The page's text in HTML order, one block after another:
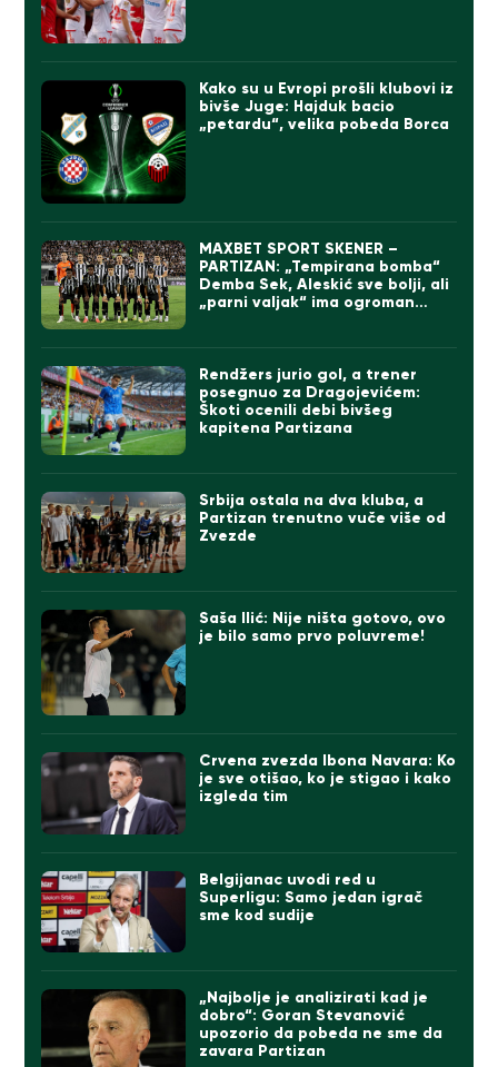
Kako su u Evropi prošli klubovi iz
bivše Juge: Hajduk bacio
„petardu“, velika pobeda Borca
MAXBET SPORT SKENER –
PARTIZAN: „Tempirana bomba“
Demba Sek, Aleskić sve bolji, ali
„parni valjak“ ima ogroman
Rendžers jurio gol, a trener
posegnuo za Dragojevićem:
Škoti ocenili debi bivšeg
kapitena Partizana
Srbija ostala na dva kluba, a
Partizan trenutno vuče više od
Zvezde
Saša Ilić: Nije ništa gotovo, ovo
je bilo samo prvo poluvreme!
Crvena zvezda Ibona Navara: Ko
je sve otišao, ko je stigao i kako
izgleda tim
Belgijanac uvodi red u
Superligu: Samo jedan igrač
sme kod sudije
„Najbolje je analizirati kad je
dobro“: Goran Stevanović
upozorio da pobeda ne sme da
zavara Partizan